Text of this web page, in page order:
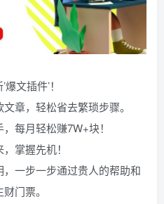
文插件’！
章，轻松省去繁琐步骤。
每月轻松赚7W+块！
掌握先机！
一步一步通过贵人的帮助和
门票。